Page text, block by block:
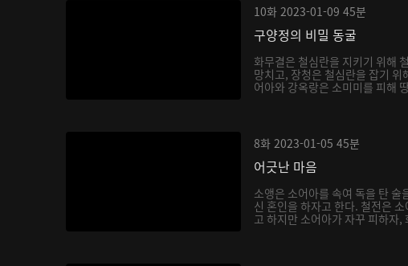
10화 2023-01-09 45분
구양정의 비밀 동굴
화무결은 철심란을 지키기 위해
망치고, 장청은 철심란을 잡기 위
어아와 강옥랑은 소미미를 피해
8화 2023-01-05 45분
어긋난 마음
소앵은 소어아를 속여 독을 탄 술
신 혼인을 하자고 한다. 철전은
고 하지만 소어아가 자꾸 피하자,